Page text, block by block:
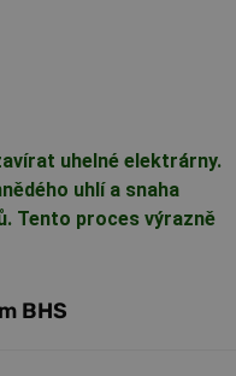
uhelné elektrárny.
uhlí a snaha
Tento proces výrazně
BHS